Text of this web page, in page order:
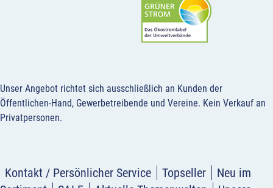
Unser Angebot richtet sich ausschließlich an Kunden der
Öffentlichen-Hand, Gewerbetreibende und Vereine. Kein Verkauf an
Privatpersonen.
Kontakt / Persönlicher Service Topseller
Neu im